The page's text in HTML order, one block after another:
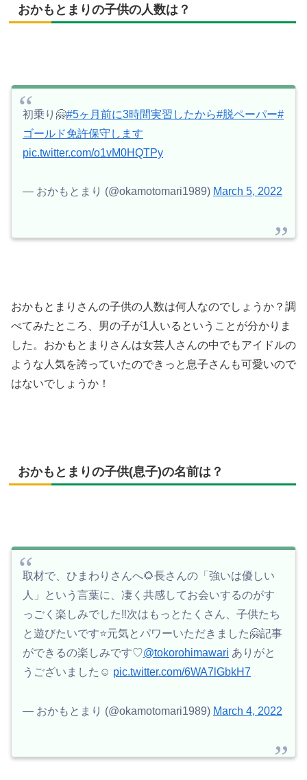
おかもとまりの子供の人数は？
初乗り🤗#5ヶ月前に3時間実習したから#脱ペーパー#
ゴールド免許保守します
pic.twitter.com/o1vM0HQTPy
— おかもとまり (@okamotomari1989) March 5, 2022
おかもとまりさんの子供の人数は何人なのでしょうか？調
べてみたところ、男の子が1人いるということが分かりま
した。おかもとまりさんは女芸人さんの中でもアイドルの
ような人気を誇っていたのできっと息子さんも可愛いので
はないでしょうか！
おかもとまりの子供(息子)の名前は？
取材で、ひまわりさんへ🌻長さんの「強いは優しい
人」という言葉に、凄く共感してお会いするのがす
っごく楽しみでした‼️次はもっとたくさん、子供たち
と遊びたいです⭐️元気とパワーいただきました🤗記事
ができるの楽しみです♡@tokorohimawari ありがと
うございました☺︎ pic.twitter.com/6WA7lGbkH7
— おかもとまり (@okamotomari1989) March 4, 2022